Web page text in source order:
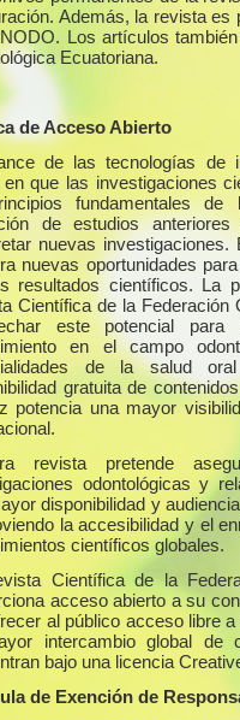
Además, la revista
Los artículos
Ecuatoriana.
de Acceso Abierto
de las tecnologías de
que las investigaciones
fundamentales
de estudios
nuevas
nuevas oportunidades
resultados científicos. La
Científica de la Federación
este potencial
en el campo
de la salud
gratuita de
potencia una mayor
revista pretende
odontológicas y
disponibilidad y
la accesibilidad y el
científicos globales.
Científica de la
acceso abierto a su
al público acceso libre
intercambio global de
bajo una licencia
de Exención de